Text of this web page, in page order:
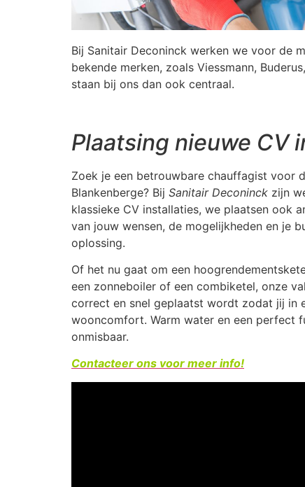
Bij Sanitair Deconinck werken we voor de
bekende merken, zoals Viessmann,
staan bij ons dan ook centraal.
Plaatsing nieuwe CV
Zoek je een betrouwbare chauffagist voor
Blankenberge? Bij Sanitair Deconinck zijn
klassieke CV installaties, we plaatsen ook
van jouw wensen, de mogelijkheden en je
oplossing.
Of het nu gaat om een
een zonneboiler of een combiketel, onze
correct en snel geplaatst wordt zodat jij in
wooncomfort. Warm water en een perfect
onmisbaar.
Contacteer ons voor meer info!